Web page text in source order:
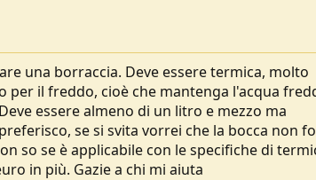
una borraccia. Deve essere termica, molto
per il freddo, cioè che mantenga l'acqua
essere almeno di un litro e mezzo ma
se si svita vorrei che la bocca non
so se è applicabile con le specifiche di
in più. Gazie a chi mi aiuta